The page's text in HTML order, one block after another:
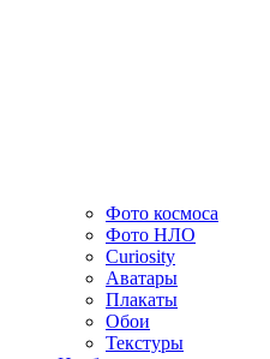
Фото космоса
Фото НЛО
Curiosity
Аватары
Плакаты
Обои
Текстуры